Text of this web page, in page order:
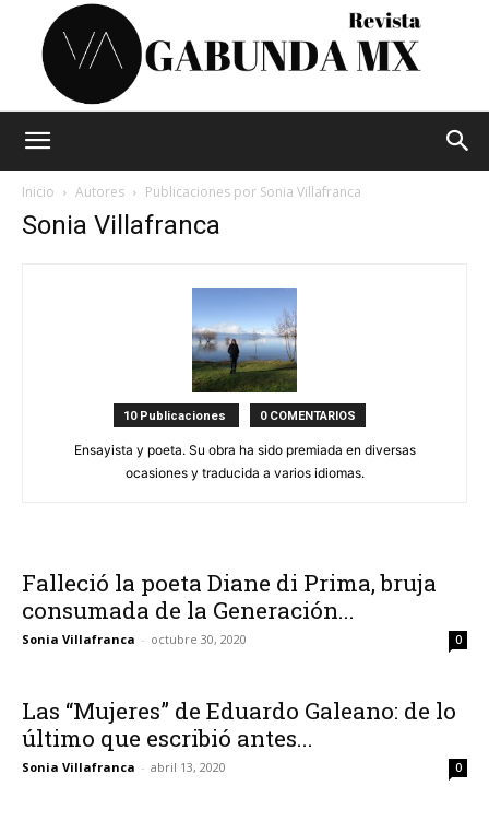
Inicio Autores Publicaciones por Sonia Villafranca
Sonia Villafranca
10 Publicaciones 0 COMENTARIOS
Ensayista y poeta. Su obra ha sido premiada en diversas
ocasiones y traducida a varios idiomas.
Falleció la poeta Diane di Prima, bruja
consumada de la Generación...
Sonia Villafranca - octubre 30, 2020 0
Las “Mujeres” de Eduardo Galeano: de lo
último que escribió antes...
Sonia Villafranca - abril 13, 2020 0